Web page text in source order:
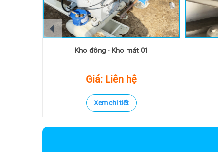
Kho đông - Kho mát 01
Giá: Liên hệ
Xem chi tiết
prev